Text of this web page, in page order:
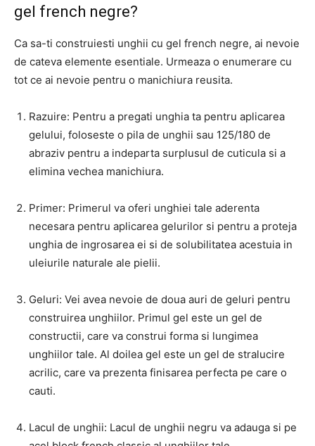
gel french negre?
Ca sa-ti construiesti unghii cu gel french negre, ai nevoie
de cateva elemente esentiale. Urmeaza o enumerare cu
tot ce ai nevoie pentru o manichiura reusita.
Razuire: Pentru a pregati unghia ta pentru aplicarea
gelului, foloseste o pila de unghii sau 125/180 de
abraziv pentru a indeparta surplusul de cuticula si a
elimina vechea manichiura.
Primer: Primerul va oferi unghiei tale aderenta
necesara pentru aplicarea gelurilor si pentru a proteja
unghia de ingrosarea ei si de solubilitatea acestuia in
uleiurile naturale ale pielii.
Geluri: Vei avea nevoie de doua auri de geluri pentru
construirea unghiilor. Primul gel este un gel de
constructii, care va construi forma si lungimea
unghiilor tale. Al doilea gel este un gel de stralucire
acrilic, care va prezenta finisarea perfecta pe care o
cauti.
Lacul de unghii: Lacul de unghii negru va adauga si pe